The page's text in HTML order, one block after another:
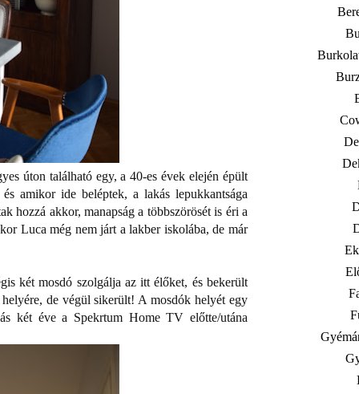
úton található egy, a 40-es évek elején épült
amikor ide beléptek, a lakás lepukkantsága
hozzá akkor, manapság a többszörösét is éri a
Luca még nem járt a lakber iskolába, de már
két mosdó szolgálja az itt élőket, és bekerült
de végül sikerült! A mosdók helyét egy
két éve a Spekrtum Home TV előtte/utána